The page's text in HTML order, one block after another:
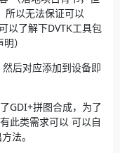
所以无法保证可以
以了解下DVTK工具包
）
后对应添加到设备即
GDI+拼图合成，为了
此类需求可以 可以自
法。